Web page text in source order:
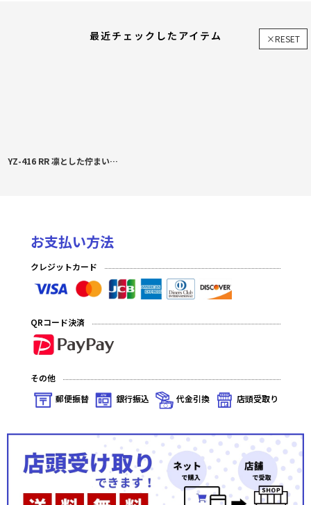
最近チェックしたアイテム ×RESET
YZ-416 RR 凛とした佇まい「二条院 羽月」
お支払い方法
クレジットカード
QRコード決済
その他
郵便振替
銀行振込 代金引換 店頭受取り